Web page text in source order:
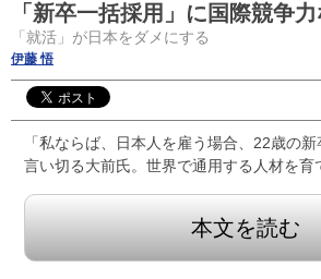
「新卒一括採用」に国際競争力
「就活」が日本をダメにする
伊藤 悟
「私ならば、日本人を雇う場合、22歳の
言い切る大前氏。世界で通用する人材を育
本文を読む